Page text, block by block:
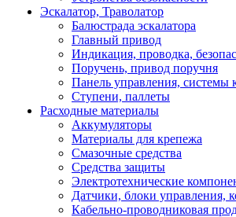
Эскалатор, Траволатор
Балюстрада эскалатора
Главный привод
Индикация, проводка,
Поручень, привод поручня
Панель управления, системы
Ступени, паллеты
Расходные материалы
Аккумуляторы
Материалы для крепежа
Смазочные средства
Средства защиты
Электротехнические
Датчики, блоки управления,
Кабельно-проводниковая